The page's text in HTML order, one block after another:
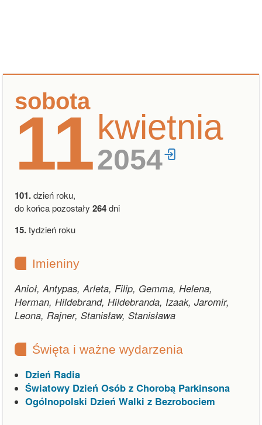
sobota
11kwietnia
2054
101.dzień roku,
do końca pozostały 264dni
15.tydzień roku
Imieniny
Anioł, Antypas, Arleta, Filip, Gemma, Helena,
Herman, Hildebrand, Hildebranda, Izaak, Jaromir,
Leona, Rajner, Stanisław, Stanisława
Święta i ważne wydarzenia
Dzień Radia
Światowy Dzień Osób z Chorobą Parkinsona
Ogólnopolski Dzień Walki z Bezrobociem